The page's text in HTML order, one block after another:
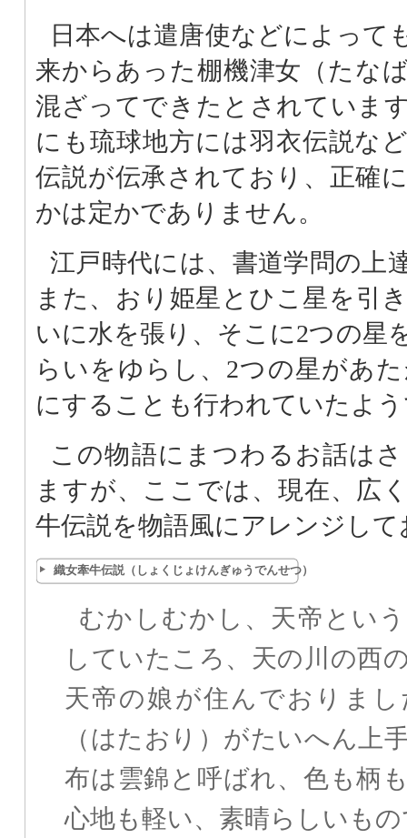
日本へは遣唐使などによって
来からあった棚機津女（たな
混ざってできたとされていま
にも琉球地方には羽衣伝説な
伝説が伝承されており、正確
かは定かでありません。
江戸時代には、書道学問の上
また、おり姫星とひこ星を引
いに水を張り、そこに2つの星
らいをゆらし、2つの星があ
にすることも行われていたよ
この物語にまつわるお話は
ますが、ここでは、現在、広
牛伝説を物語風にアレンジし
織女牽牛伝説（しょくじょけんぎゅうでんせつ）
むかしむかし、天帝とい
していたころ、天の川の西
天帝の娘が住んでおりま
（はたおり）がたいへん上
布は雲錦と呼ばれ、色も柄
心地も軽い、素晴らしいも